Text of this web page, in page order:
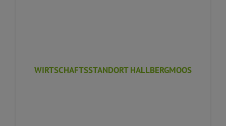
WIRTSCHAFTSSTANDORT HALLBERGMOOS